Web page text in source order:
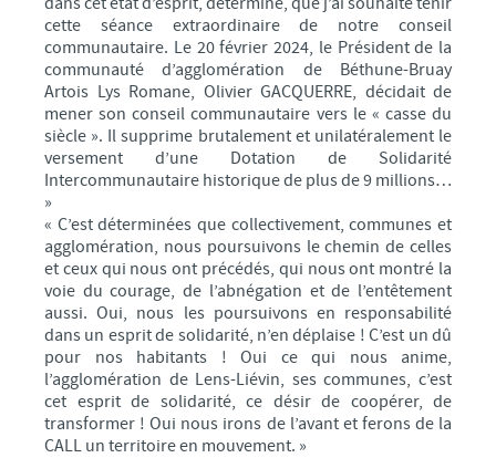
cette séance extraordinaire de notre conseil
communautaire. Le 20 février 2024, le Président de la
communauté d’agglomération de Béthune-Bruay
Artois Lys Romane, Olivier GACQUERRE, décidait de
mener son conseil communautaire vers le « casse du
siècle ». Il supprime brutalement et unilatéralement le
versement d’une Dotation de Solidarité
Intercommunautaire historique de plus de 9 millions…
»
« C’est déterminées que collectivement, communes et
agglomération, nous poursuivons le chemin de celles
et ceux qui nous ont précédés, qui nous ont montré la
voie du courage, de l’abnégation et de l’entêtement
aussi. Oui, nous les poursuivons en responsabilité
dans un esprit de solidarité, n’en déplaise ! C’est un dû
pour nos habitants ! Oui ce qui nous anime,
l’agglomération de Lens-Liévin, ses communes, c’est
cet esprit de solidarité, ce désir de coopérer, de
transformer ! Oui nous irons de l’avant et ferons de la
CALL un territoire en mouvement. »